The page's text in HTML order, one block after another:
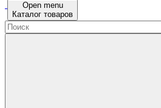
Open menu
Каталог товаров